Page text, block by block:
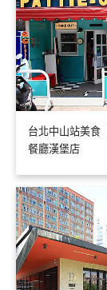
台北中山站美食
餐廳漢堡店